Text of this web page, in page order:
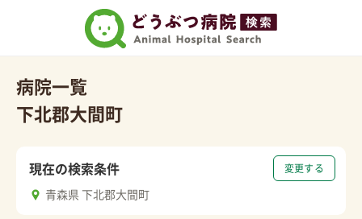
病院一覧
下北郡大間町
変更する
現在の検索条件
青森県 下北郡大間町